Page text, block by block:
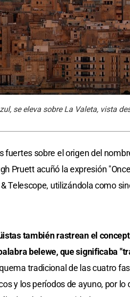
se eleva sobre La Valeta, vista
fuertes sobre el origen del
Pruett acuñó la expresión
Telescope, utilizándola como
también rastrean el
belewe, que significaba
tradicional de las cuatro
y los períodos de ayuno, por